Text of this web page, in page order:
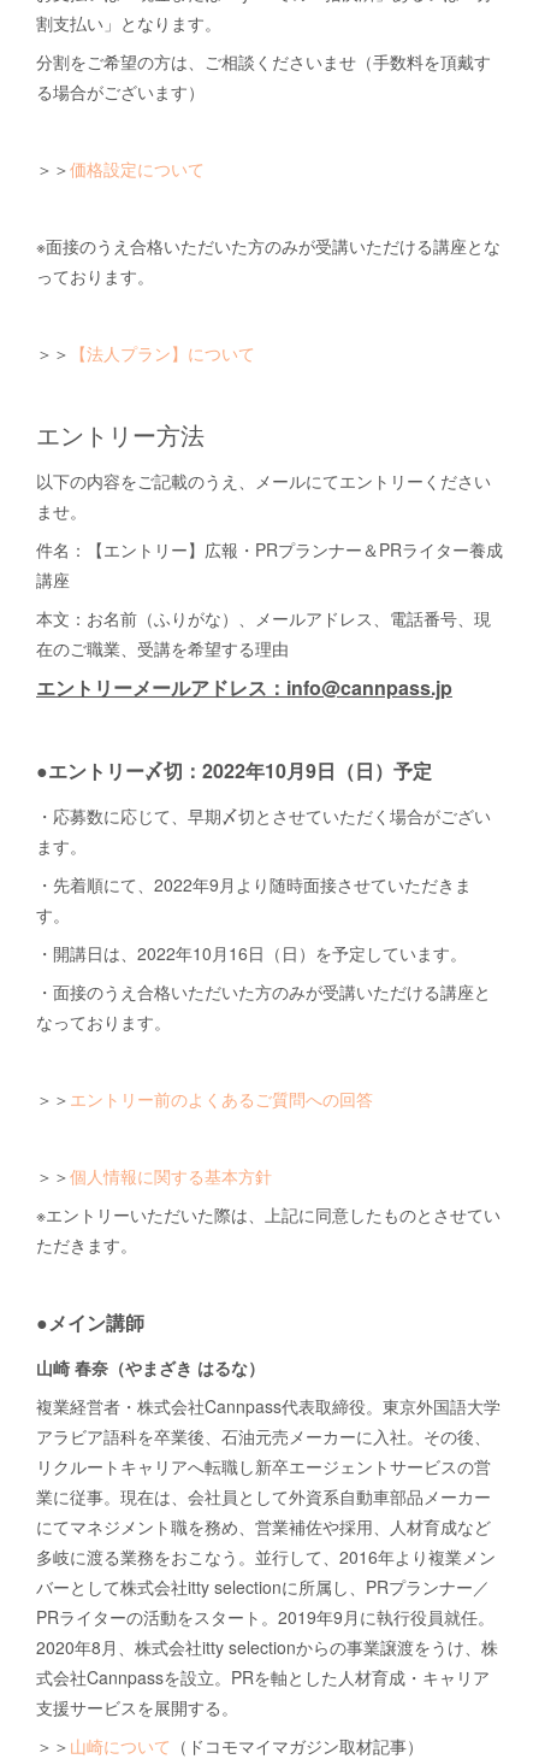
割支払い」となります。
分割をご希望の方は、ご相談くださいませ（手数料を頂戴す
る場合がございます）
＞＞価格設定について
※面接のうえ合格いただいた方のみが受講いただける講座とな
っております。
＞＞ 【法人プラン】について
エントリー方法
以下の内容をご記載のうえ、メールにてエントリーください
ませ。
件名：【エントリー】広報・PRプランナー＆PRライター養成
講座
本文：お名前（ふりがな）、メールアドレス、電話番号、現
在のご職業、受講を希望する理由
エントリーメールアドレス：info@cannpass.jp
●エントリー〆切：2022年10月9日（日）予定
・応募数に応じて、早期〆切とさせていただく場合がござい
ます。
・先着順にて、2022年9月より随時面接させていただきま
す。
・開講日は、2022年10月16日（日）を予定しています。
・面接のうえ合格いただいた方のみが受講いただける講座と
なっております。
＞＞ エントリー前のよくあるご質問への回答
＞＞個人情報に関する基本方針
※エントリーいただいた際は、上記に同意したものとさせてい
ただきます。
●メイン講師
山崎 春奈（やまざき はるな）
複業経営者・株式会社Cannpass代表取締役。東京外国語大学
アラビア語科を卒業後、石油元売メーカーに入社。その後、
リクルートキャリアへ転職し新卒エージェントサービスの営
業に従事。現在は、会社員として外資系自動車部品メーカー
にてマネジメント職を務め、営業補佐や採用、人材育成など
多岐に渡る業務をおこなう。並行して、2016年より複業メン
バーとして株式会社itty selectionに所属し、PRプランナー／
PRライターの活動をスタート。2019年9月に執行役員就任。
2020年8月、株式会社itty selectionからの事業譲渡をうけ、株
式会社Cannpassを設立。PRを軸とした人材育成・キャリア
支援サービスを展開する。
＞＞ 山崎について （ドコモマイマガジン取材記事）